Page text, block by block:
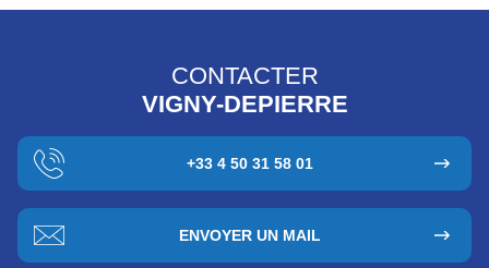
CONTACTER
VIGNY-DEPIERRE
+33 4 50 31 58 01
ENVOYER UN MAIL